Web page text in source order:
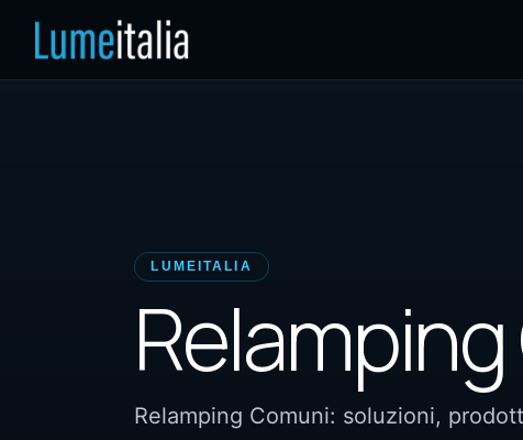
LUMEITALIA
Relamping Comuni: soluzioni,